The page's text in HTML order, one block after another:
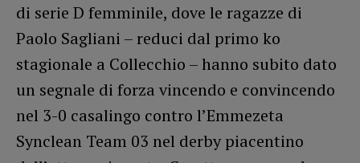
di serie D femminile, dove le ragazze di
Paolo Sagliani – reduci dal primo ko
stagionale a Collecchio – hanno subito dato
un segnale di forza vincendo e convincendo
nel 3-0 casalingo contro l’Emmezeta
Synclean Team 03 nel derby piacentino